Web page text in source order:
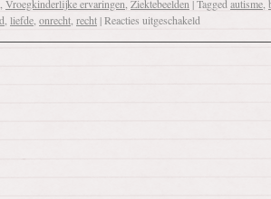
Vroegkinderlijke ervaringen Ziektebeelden |Tagged autisme
liefde onrecht recht |Reacties uitgeschakeld